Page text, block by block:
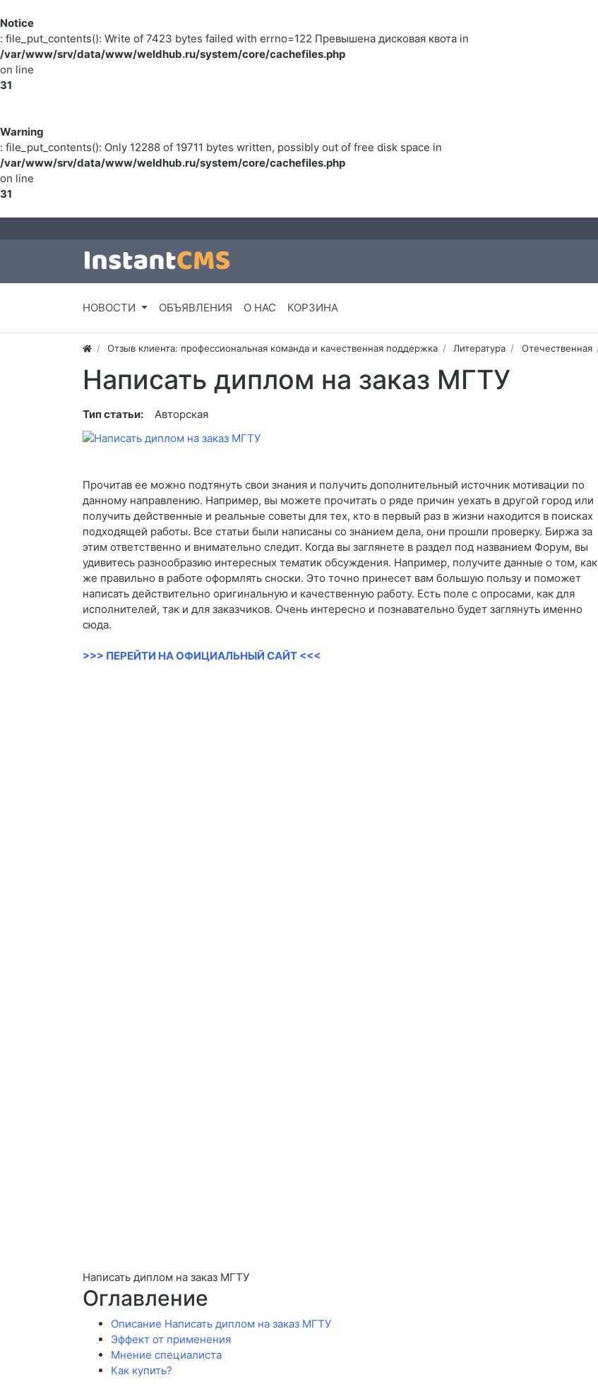
Notice
: file_put_contents(): Write of 7423 bytes failed with errno=122 Превышена дисковая квота in
/var/www/srv/data/www/weldhub.ru/system/core/cachefiles.php
on line
31
Warning
: file_put_contents(): Only 12288 of 19711 bytes written, possibly out of free disk space in
/var/www/srv/data/www/weldhub.ru/system/core/cachefiles.php
on line
31
НОВОСТИ ОБЪЯВЛЕНИЯ О НАС КОРЗИНА
Отзыв клиента: профессиональная команда и качественная поддержка Литература Отечественная
Написать диплом на заказ МГТУ
Тип статьи: Авторская
Прочитав ее можно подтянуть свои знания и получить дополнительный источник мотивации по
данному направлению. Например, вы можете прочитать о ряде причин уехать в другой город или
получить действенные и реальные советы для тех, кто в первый раз в жизни находится в поисках
подходящей работы. Все статьи были написаны со знанием дела, они прошли проверку. Биржа за
этим ответственно и внимательно следит. Когда вы заглянете в раздел под названием Форум, вы
удивитесь разнообразию интересных тематик обсуждения. Например, получите данные о том, как
же правильно в работе оформлять сноски. Это точно принесет вам большую пользу и поможет
написать действительно оригинальную и качественную работу. Есть поле с опросами, как для
исполнителей, так и для заказчиков. Очень интересно и познавательно будет заглянуть именно
сюда.
>>> ПЕРЕЙТИ НА ОФИЦИАЛЬНЫЙ САЙТ <<<
Написать диплом на заказ МГТУ
Оглавление
Описание Написать диплом на заказ МГТУ
Эффект от применения
Мнение специалиста
Как купить?